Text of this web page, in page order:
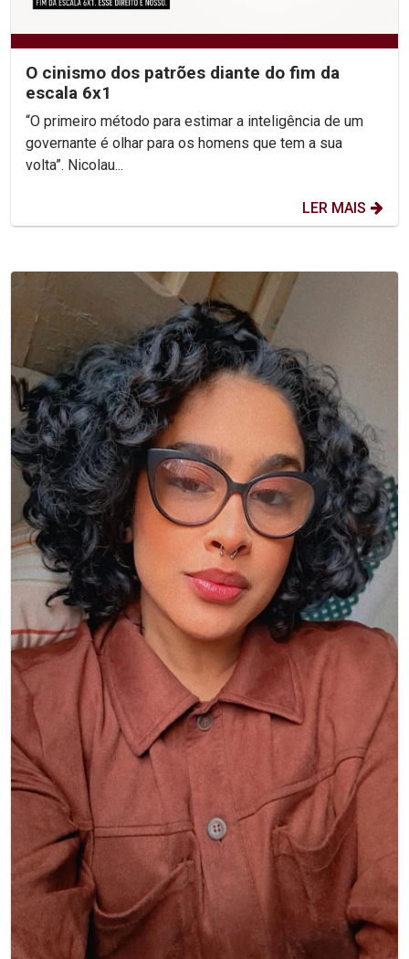
O cinismo dos patrões diante do fim da
escala 6x1
“O primeiro método para estimar a inteligência de um
governante é olhar para os homens que tem a sua
volta”. Nicolau...
LER MAIS